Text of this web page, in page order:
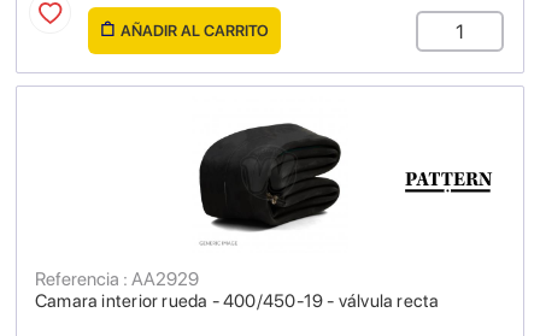
AÑADIR AL CARRITO
Camara interior rueda - 400/450-19 - válvula recta
Referencia : AA2929